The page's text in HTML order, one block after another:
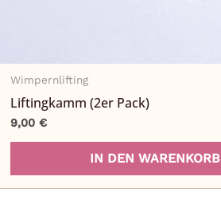
Wimpernlifting
Liftingkamm (2er Pack)
9,00 €
IN DEN WARENKORB